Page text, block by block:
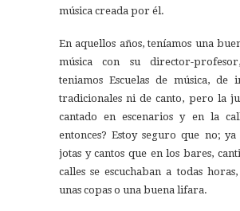
música creada por él.
En aquellos años, teníamos una
música con su director-
teniamos Escuelas de música, de
tradicionales ni de canto, pero la
cantado en escenarios y en la
entonces? Estoy seguro que no;
jotas y cantos que en los bares,
calles se escuchaban a todas
unas copas o una buena lifara.